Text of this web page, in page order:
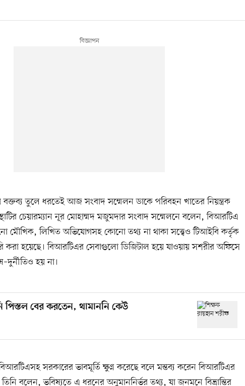
বক্তব্য তুলে ধরতেই আজ সংবাদ সম্মেলন ডাকে পরিবহন খাতের নিয়ন্ত্রক
চেয়ারম্যান নূর মোহাম্মদ মজুমদার সংবাদ সম্মেলনে বলেন, বিআরটিএ
মৌখিক, লিখিত অভিযোগসহ কোনো তথ্য না থাকা সত্ত্বেও টিআইবি কর্তৃক
করা হয়েছে। বিআরটিএর সেবাগুলো ডিজিটাল হয়ে যাওয়ায় সশরীর অফিসে
হয় না।
পিস্তল বের করতেন, থামাননি কেউ
সরকারের ভাবমূর্তি ক্ষুণ্ন করেছে বলে মন্তব্য করেন বিআরটিএর
তিনি বলেন, ভবিষ্যতে এ ধরনের অনুমাননির্ভর তথ্য, যা জনমনে বিভ্রান্তির